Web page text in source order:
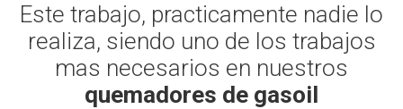
Este trabajo, practicamente nadie lo
realiza, siendo uno de los trabajos
mas necesarios en nuestros
quemadores de gasoil